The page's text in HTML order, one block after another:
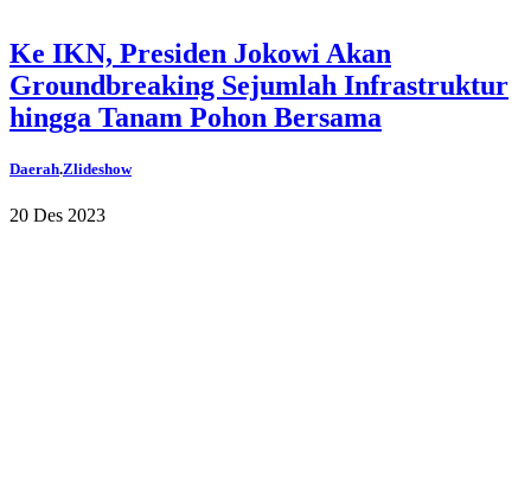
Ke IKN, Presiden Jokowi Akan
Groundbreaking Sejumlah Infrastruktur
hingga Tanam Pohon Bersama
Daerah.Zlideshow
20 Des 2023